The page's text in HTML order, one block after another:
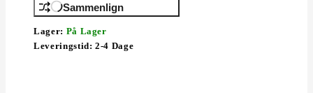
Sammenlign
Lager: På Lager
Leveringstid:2-4 Dage